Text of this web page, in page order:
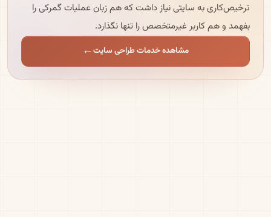
ترخیص‌کاری به سایتی نیاز داشت که هم زبان عملیات گمرکی را
بفهمد و هم کاربر غیرمتخصص را تنها نگذارد.
مشاهده خدمات طراحی سایت